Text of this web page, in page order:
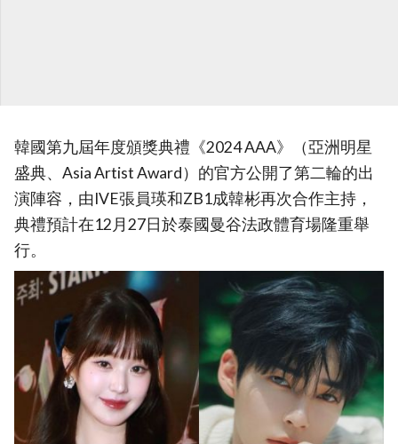
韓國第九屆年度頒獎典禮《2024 AAA》（亞洲明星
盛典、Asia Artist Award）的官方公開了第二輪的出
演陣容，由IVE張員瑛和ZB1成韓彬再次合作主持，
典禮預計在12月27日於泰國曼谷法政體育場隆重舉
行。